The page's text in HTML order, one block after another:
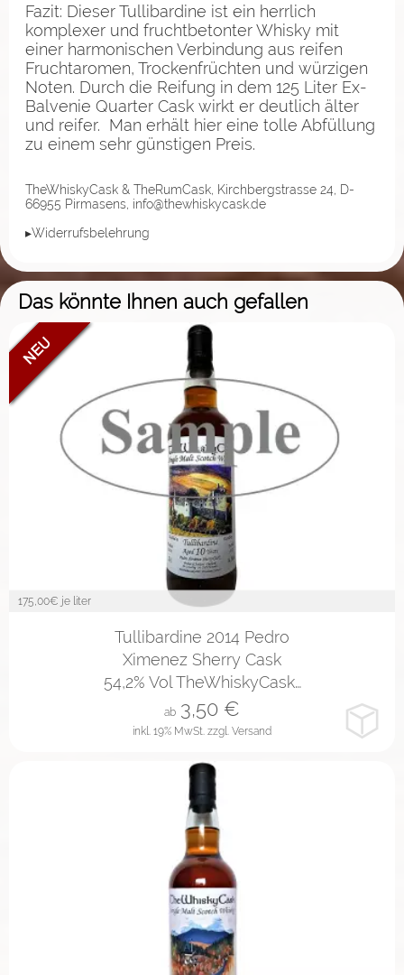
Fazit: Dieser Tullibardine ist ein herrlich
komplexer und fruchtbetonter Whisky mit
einer harmonischen Verbindung aus reifen
Fruchtaromen, Trockenfrüchten und würzigen
Noten. Durch die Reifung in dem 125 Liter Ex-
Balvenie Quarter Cask wirkt er deutlich älter
und reifer. Man erhält hier eine tolle Abfüllung
zu einem sehr günstigen Preis.
TheWhiskyCask & TheRumCask, Kirchbergstrasse 24, D-
66955 Pirmasens, info@thewhiskycask.de
▸Widerrufsbelehrung
Das könnte Ihnen auch gefallen
175,00€ je liter
Tullibardine 2014 Pedro
Ximenez Sherry Cask
54,2% Vol TheWhiskyCask…
inkl. 19% MwSt. zzgl. Versand
ab 3,50 €